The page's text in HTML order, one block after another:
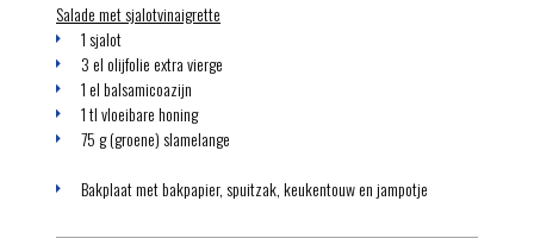
Salade met sjalotvinaigrette
1 sjalot
3 el olijfolie extra vierge
1 el balsamicoazijn
1 tl vloeibare honing
75 g (groene) slamelange
Bakplaat met bakpapier, spuitzak, keukentouw en jampotje